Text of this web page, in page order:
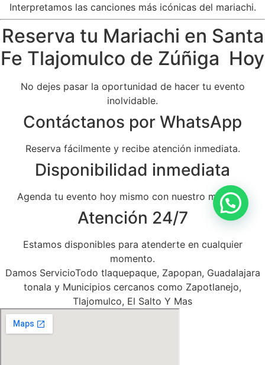
Interpretamos las canciones más icónicas del mariachi.
Reserva tu Mariachi en Santa
Fe Tlajomulco de Zúñiga Hoy
No dejes pasar la oportunidad de hacer tu evento
inolvidable.
Contáctanos por WhatsApp
Reserva fácilmente y recibe atención inmediata.
Disponibilidad inmediata
Agenda tu evento hoy mismo con nuestro mariachi.
Atención 24/7
Estamos disponibles para atenderte en cualquier
momento.
Damos ServicioTodo tlaquepaque, Zapopan, Guadalajara
tonala y Municipios cercanos como Zapotlanejo,
Tlajomulco, El Salto Y Mas